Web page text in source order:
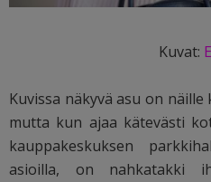
Kuvat:
Kuvissa näkyvä asu on
mutta kun ajaa kätevästi
kauppakeskuksen
asioilla, on nahkatakki